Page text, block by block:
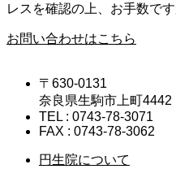
レスを確認の上、お手数で
お問い合わせはこちら
〒630-0131
奈良県生駒市上町4442
TEL : 0743-78-3071
FAX : 0743-78-3062
円生院について